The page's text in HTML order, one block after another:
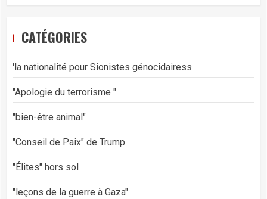
CATÉGORIES
'la nationalité pour Sionistes génocidairess
"Apologie du terrorisme "
"bien-être animal"
"Conseil de Paix" de Trump
"Élites" hors sol
"leçons de la guerre à Gaza"